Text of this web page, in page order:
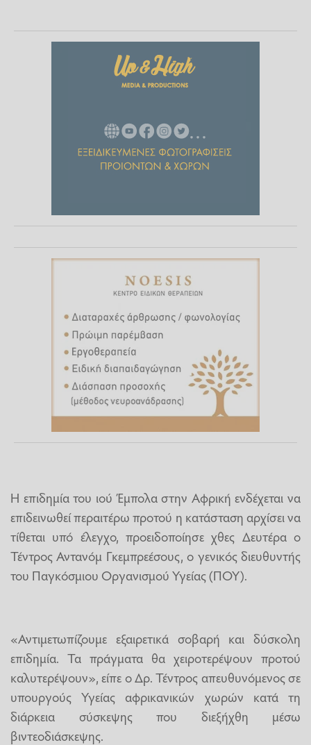
Η επιδημία του ιού Έμπολα στην Αφρική ενδέχεται να
επιδεινωθεί περαιτέρω προτού η κατάσταση αρχίσει να
τίθεται υπό έλεγχο, προειδοποίησε χθες Δευτέρα ο
Τέντρος Αντανόμ Γκεμπρεέσους, ο γενικός διευθυντής
του Παγκόσμιου Οργανισμού Υγείας (ΠΟΥ).
«Αντιμετωπίζουμε εξαιρετικά σοβαρή και δύσκολη
επιδημία. Τα πράγματα θα χειροτερέψουν προτού
καλυτερέψουν», είπε ο Δρ. Τέντρος απευθυνόμενος σε
υπουργούς Υγείας αφρικανικών χωρών κατά τη
διάρκεια σύσκεψης που διεξήχθη μέσω
βιντεοδιάσκεψης.